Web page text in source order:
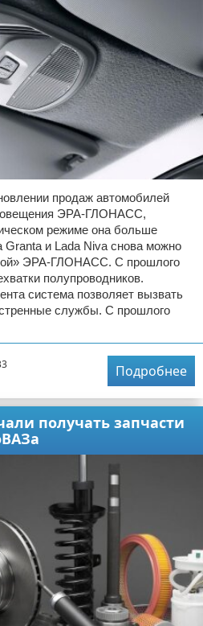
продаж автомобилей
ЭРА-ГЛОНАСС,
режиме она больше
Granta и Lada Niva снова можно
ЭРА-ГЛОНАСС. С прошлого
полупроводников.
система позволяет вызвать
службы. С прошлого
Подробнее
получать запчасти